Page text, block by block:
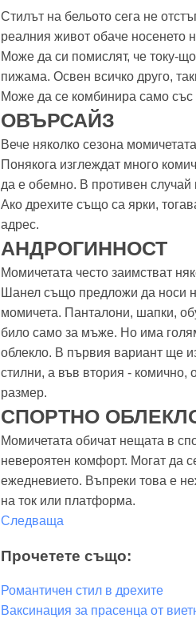
Стилът на бельото сега не
реалния живот обаче носенето
Може да си помислят, че току-
пижама. Освен всичко друго,
Може да се комбинира само
ОВЪРСАЙЗ
Вече няколко сезона
Понякога изглеждат много
да е обемно. В противен
Ако дрехите също са ярки,
адрес.
АНДРОГИННОСТ
Момичетата често заимстват
Шанел също предложи да носи
момичета. Панталони, шапки,
било само за мъже. Но има
облекло. В първия вариант ще
стилни, а във втория - комично,
размер.
СПОРТНО
Момичетата обичат нещата в
невероятен комфорт. Могат да
ежедневието. Въпреки това е
на ток или платформа.
Следваща
Прочетете също:
Романтичен стил в дрехите
Ваксинация за прасенца от